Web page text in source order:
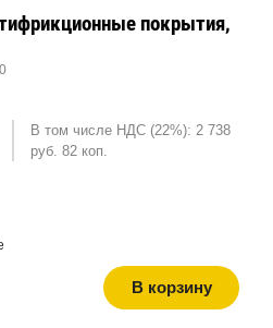
покрытия,
В том числе НДС (22%): 2 738
руб. 82 коп.
В корзину